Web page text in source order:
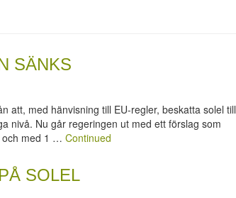
SÄNKS
att, med hänvisning till EU-regler, beskatta solel till
nivå. Nu går regeringen ut med ett förslag som
och med 1 … Continued
SOLEL